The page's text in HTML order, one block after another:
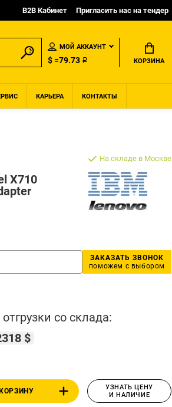
B2B Кабинет Пригласить нас на тендер
МОЙ АККАУНТ
$ =79.73 ₽ КОРЗИНА
КАРЬЕРА КОНТАКТЫ
X710
На складе в Москве
ЗАКАЗАТЬ ЗВОНОК
поможем с выбором
со склада:
$
УЗНАТЬ ЦЕНУ
И НАЛИЧИЕ